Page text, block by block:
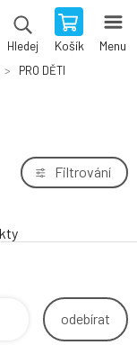
Hledej Košík Menu
PRO DĚTI
Filtrování
odebírat